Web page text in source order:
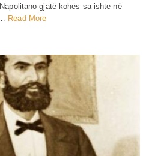
gjatë kohës sa ishte në
Read More